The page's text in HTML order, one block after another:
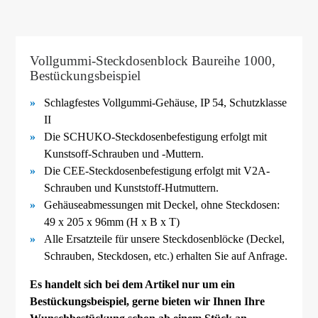
Vollgummi-Steckdosenblock Baureihe 1000,
Bestückungsbeispiel
Schlagfestes Vollgummi-Gehäuse, IP 54, Schutzklasse
II
Die SCHUKO-Steckdosenbefestigung erfolgt mit
Kunstsoff-Schrauben und -Muttern.
Die CEE-Steckdosenbefestigung erfolgt mit V2A-
Schrauben und Kunststoff-Hutmuttern.
Gehäuseabmessungen mit Deckel, ohne Steckdosen:
49 x 205 x 96mm (H x B x T)
Alle Ersatzteile für unsere Steckdosenblöcke (Deckel,
Schrauben, Steckdosen, etc.) erhalten Sie auf Anfrage.
Es handelt sich bei dem Artikel nur um ein
Bestückungsbeispiel, gerne bieten wir Ihnen Ihre